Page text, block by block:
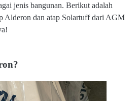
jenis bangunan. Berikut adalah
Alderon dan atap Solartuff dari AGM